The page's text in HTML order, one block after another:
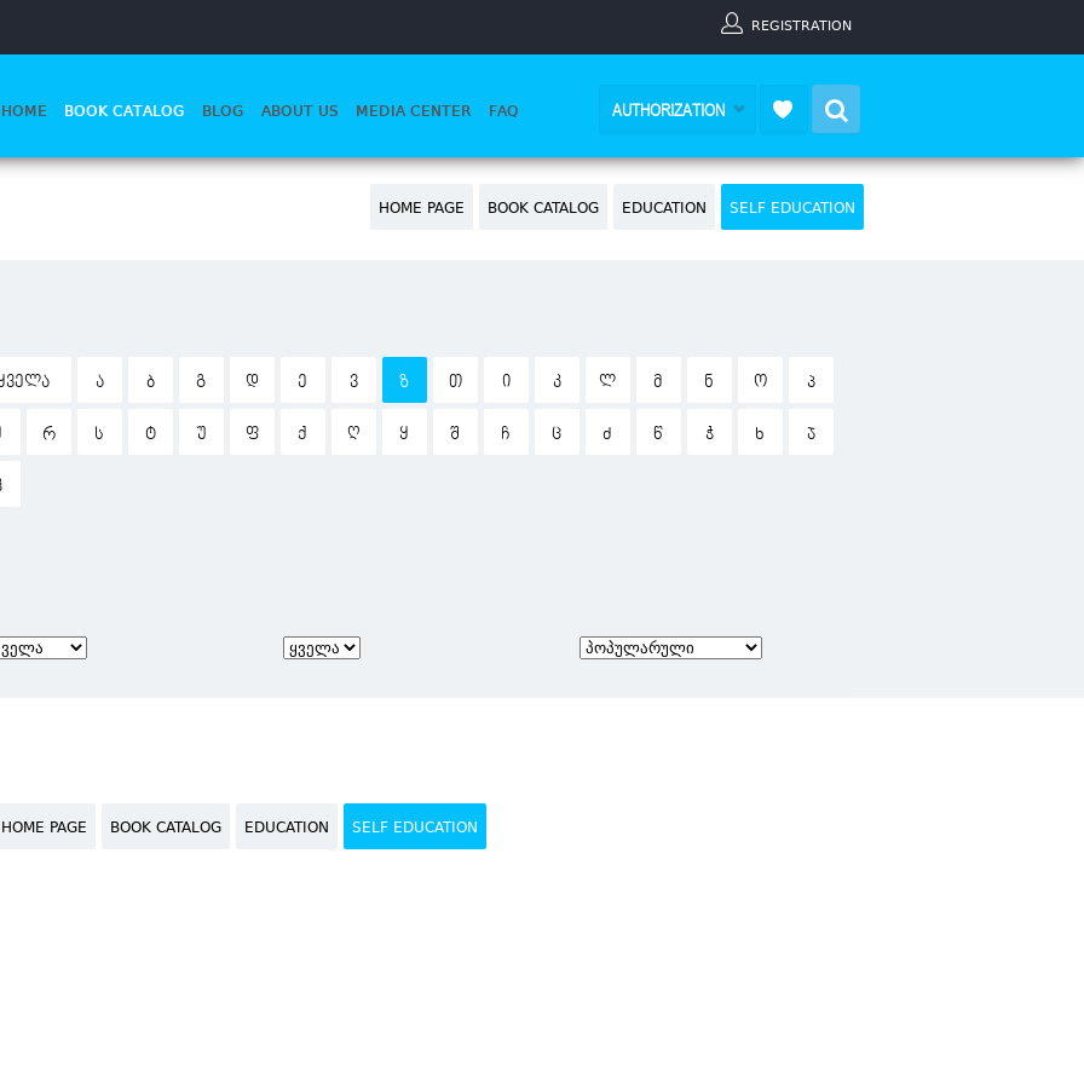
REGISTRATION
HOME BOOK CATALOG BLOG ABOUT US MEDIA CENTER FAQ AUTHORIZATION
HOME PAGE BOOK CATALOG EDUCATION SELF EDUCATION
Ა Ბ Გ Დ Ე Ვ Ზ Თ Ი Კ Ლ Მ Ნ Ო Პ
Რ Ს Ტ Უ Ფ Ქ Ღ Ყ Შ Ჩ Ც Ძ Წ Ჭ Ხ Ჯ
HOME PAGE BOOK CATALOG EDUCATION SELF EDUCATION